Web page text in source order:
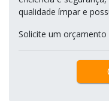
qualidade ímpar e
Solicite um